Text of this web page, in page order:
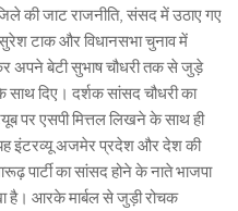
की जाट राजनीति, संसद में उठाए गए
टाक और विधानसभा चुनाव में
अपने बेटी सुभाष चौधरी तक से जुड़े
साथ दिए। दर्शक सांसद चौधरी का
एसपी मित्तल लिखने के साथ ही
इंटरव्यू अजमेर प्रदेश और देश की
पार्टी का सांसद होने के नाते भाजपा
है। आरके मार्बल से जुड़ी रोचक